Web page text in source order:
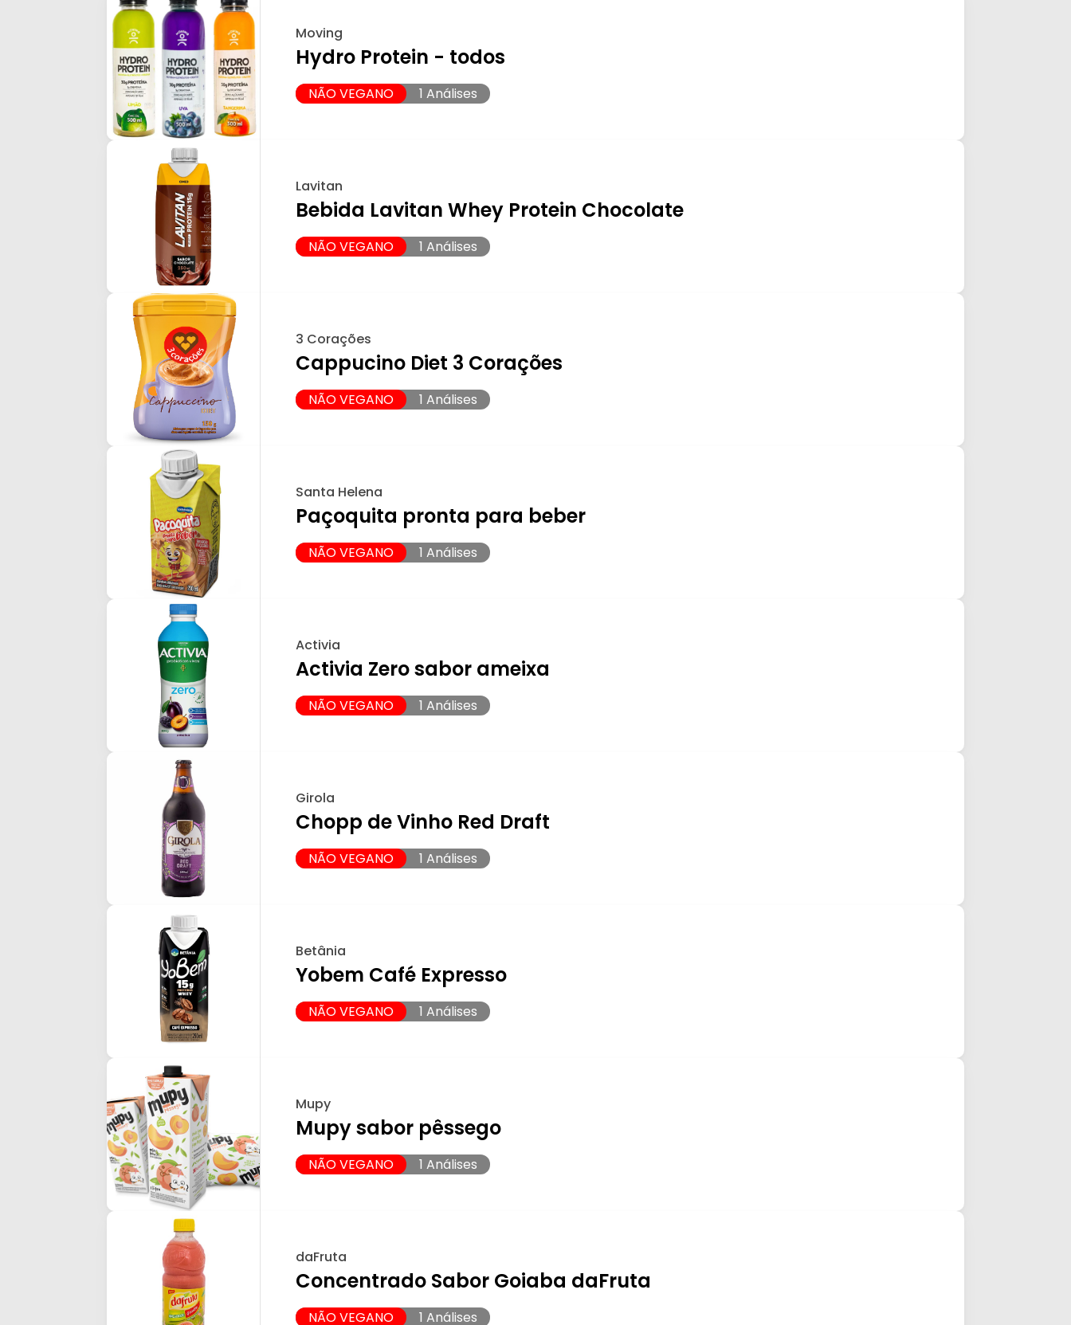
Moving
Hydro Protein - todos
NÃO VEGANO 1 Análises
Lavitan
Bebida Lavitan Whey Protein Chocolate
NÃO VEGANO 1 Análises
3 Corações
Cappucino Diet 3 Corações
NÃO VEGANO 1 Análises
Santa Helena
Paçoquita pronta para beber
NÃO VEGANO 1 Análises
Activia
Activia Zero sabor ameixa
NÃO VEGANO 1 Análises
Girola
Chopp de Vinho Red Draft
NÃO VEGANO 1 Análises
Betânia
Yobem Café Expresso
NÃO VEGANO 1 Análises
Mupy
Mupy sabor pêssego
NÃO VEGANO 1 Análises
daFruta
Concentrado Sabor Goiaba daFruta
NÃO VEGANO 1 Análises